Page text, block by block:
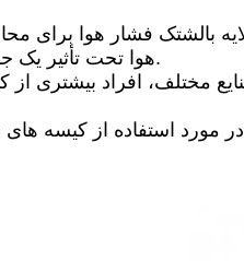
بالشتک فشار هوا برای
هوا تحت تأثیر یک جسم تیز مشابه قرار گیرد، کیسه آسیب دیده و نشت می کند و قابل استفاده مجدد نیست.
مختلف، افراد بیشتری
مورد استفاده از کیسه